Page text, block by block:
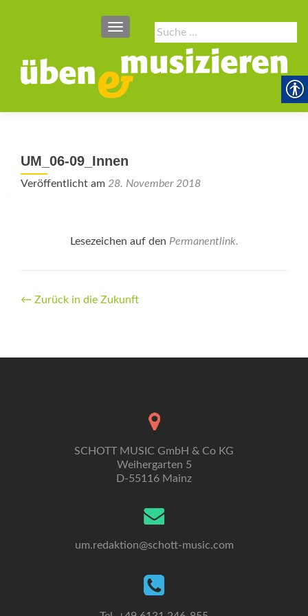
Suche
nach:
SCHALTE NAVIGATION
UM_06-09_Innen
Veröffentlicht am 28. November 2018
Lesezeichen auf den Permanentlink.
Beitrags-
← Zurück in die Zukunft
SCHOTT MUSIC GmbH & Co KG
Weihergarten 5
D-55116 Mainz
um.redaktion@schott-music.com